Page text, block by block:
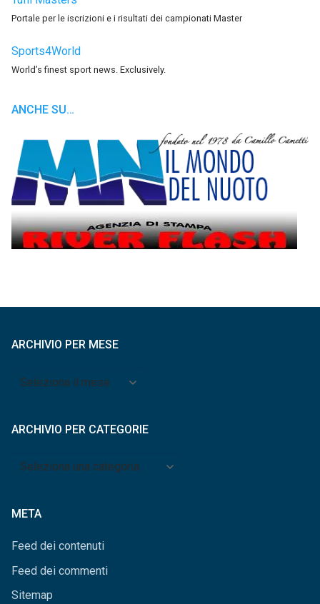
Portale per le iscrizioni e i risultati dei campionati Master
Sports4World
World’s finest sport news. Exclusively.
ANCHE SU…
ARCHIVIO PER MESE
Archivio
ARCHIVIO PER CATEGORIE
Archivio
META
Feed dei contenuti
Feed dei commenti
Sitemap